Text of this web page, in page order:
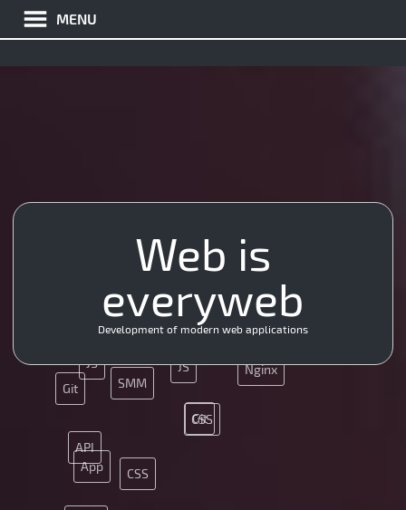
MENU
PHP
JS Nginx
SEO
Java
API
CSS
Git
JS
SMM
API
CSS
Git
App
Web is
everyweb
Development of modern web applications